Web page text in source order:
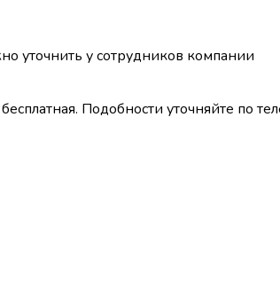
уточнить у сотрудников компании
Подобности уточняйте по